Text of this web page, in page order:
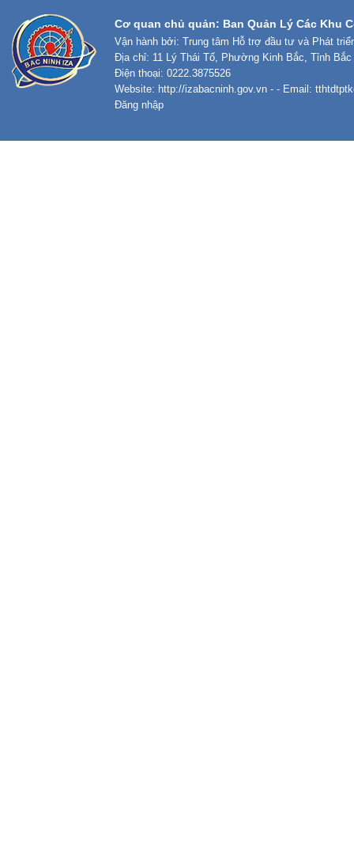
Cơ quan chủ quản: Ban Quản Lý Các Khu
Vận hành bởi: Trung tâm Hỗ trợ đầu tư và Phát
Địa chỉ: 11 Lý Thái Tổ, Phường Kinh Bắc, Tỉnh Bắc
Điện thoại: 0222.3875526
Website: http://izabacninh.gov.vn - - Email:
Đăng nhập